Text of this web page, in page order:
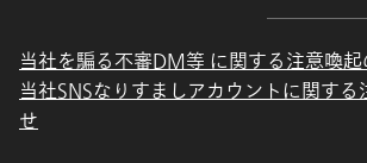
当社を騙る不審DM等 に関する注意喚
当社SNSなりすましアカウントに関す
せ